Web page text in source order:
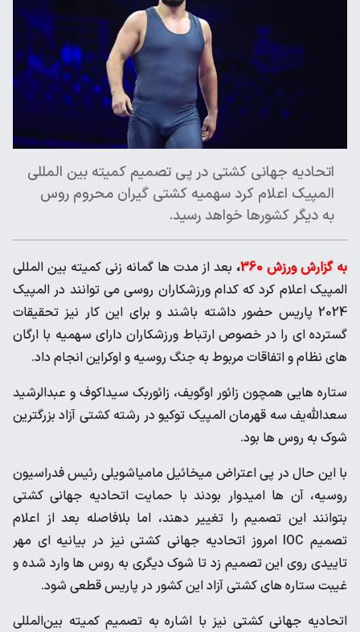
اتحادیه جهانی کشتی در پی تصمیم کمیته بین المللی
المپیک اعلام کرد سهمیه کشتی گیران محروم روس
به دیگر کشورها خواهد رسید.
به گزارش ورزش 360 ، بعد از مدت ها گمانه زنی کمیته بین المللی
المپیک اعلام کرد که کدام ورزشکاران روسی می توانند در المپیک
2024 پاریس حضور داشته باشند و برای این کار نیز تحقیقات
گسترده ای را در خصوص ارتباط ورزشکاران دارای سهمیه با ارگان
های نظام و اتفاقات مربوط به جنگ روسیه و اوکراین انجام داد.
ستاره هایی همچون زائور اوگویف، زائوربک سیداکوف و عبدالرشید
سعدالله‌یف سه قهرمان المپیک توکیو در رشته کشتی آزاد بزرگترین
شوک به روس ها بود.
با این حال در پی اعتراض میخائیل مامیاشویلی رئیس فدراسیون
روسیه، آن ها امیدوار بودند با حمایت اتحادیه جهانی کشتی
بتوانند این تصمیم را تغییر دهند، اما بلافاصله بعد از اعلام
تصمیم IOC امروز اتحادیه جهانی کشتی نیز در بیانیه ای مهر
تاییدی روی این تصمیم زد تا شوک دیگری به روس ها وارد شده و
غیبت ستاره های کشتی آزاد این کشور در پاریس قطعی شود.
اتحادیه جهانی کشتی نیز با اشاره به تصمیم کمیته بین‌المللی